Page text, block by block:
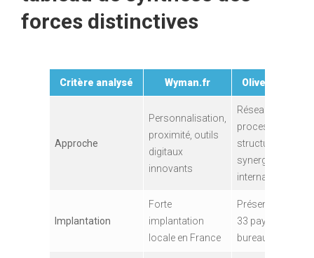
forces distinctives
Critère analysé Wyman.fr Oliver Wyman
Approche
Personnalisation,
proximité, outils
digitaux
innovants
Réseau mondial,
process
structurés,
synergie
internationale
Implantation
Forte
implantation
locale en France
Présence dans
33 pays, 71
bureaux